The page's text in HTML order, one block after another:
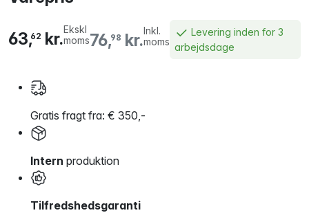
76,98 kr.Inkl.
moms
63,62 kr.Ekskl
moms
Levering inden for 3
arbejdsdage
Gratis fragt fra: € 350,-
Intern produktion
Tilfredshedsgaranti